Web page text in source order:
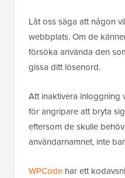
Låt oss säga att någon
webbplats. Om de
försöka använda den
gissa ditt lösenord.
Att inaktivera inloggning
för angripare att bryta
eftersom de skulle
användarnamnet, inte
WPCode har ett